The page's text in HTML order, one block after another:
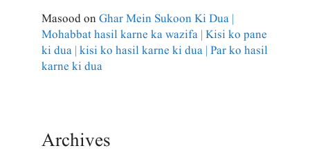
MasoodonGhar Mein Sukoon Ki Dua |
Mohabbat hasil karne ka wazifa | Kisi ko pane
ki dua | kisi ko hasil karne ki dua | Par ko hasil
karne ki dua
Archives